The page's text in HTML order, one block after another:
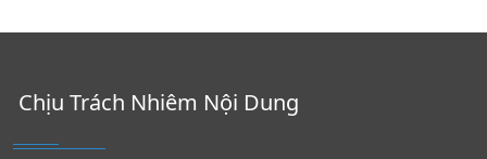
Chịu Trách Nhiêm Nội Dung